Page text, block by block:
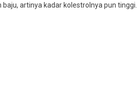
artinya kadar kolestrolnya pun tinggi.